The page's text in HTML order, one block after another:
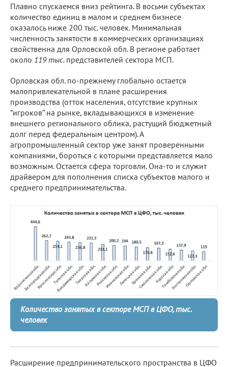
Плавно спускаемся вниз рейтинга. В восьми субъектах
количество единиц в малом и среднем бизнесе
оказалось ниже 200 тыс. человек. Минимальная
численность занятости в коммерческих организациях
свойственна для Орловской обл. В регионе работает
около 119 тыс. представителей сектора МСП.
Орловская обл. по-прежнему глобально остается
малопривлекательной в плане расширения
производства (отток населения, отсутствие крупных
“игроков” на рынке, вкладывающихся в изменение
внешнего регионального облика, растущий бюджетный
долг перед федеральным центром). А
агропромышленный сектор уже занят проверенными
компаниями, бороться с которыми представляется мало
возможным. Остается сфера торговли. Она-то и служит
драйвером для пополнения списка субъектов малого и
среднего предпринимательства.
Количество занятых в секторе МСП в ЦФО, тыс.
человек
Расширение предпринимательского пространства в ЦФО